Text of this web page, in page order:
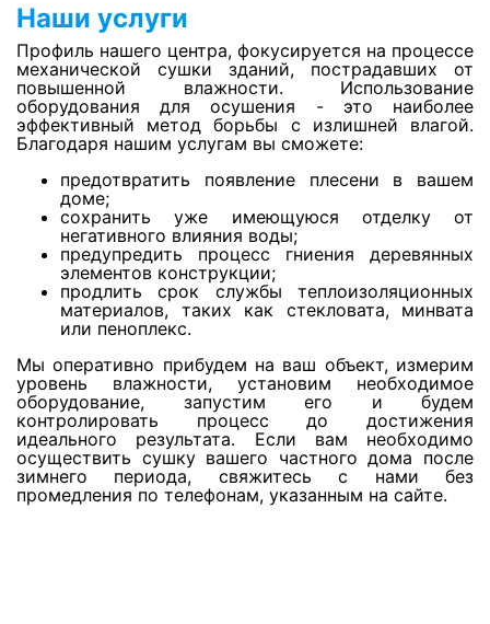
Просушка ламината
Просушка паркета
Просушка керамогранита
Просушка мрамора
Просушка колонн
Просушка стен из силикатного кирпича
Просушка потолков из гипрока
Наши услуги
Профиль нашего центра, фокусируется на процессе
механической сушки зданий, пострадавших от
повышенной влажности. Использование
оборудования для осушения - это наиболее
эффективный метод борьбы с излишней влагой.
Благодаря нашим услугам вы сможете:
предотвратить появление плесени в вашем
доме;
сохранить уже имеющуюся отделку от
негативного влияния воды;
предупредить процесс гниения деревянных
элементов конструкции;
продлить срок службы теплоизоляционных
материалов, таких как стекловата, минвата
или пеноплекс.
Мы оперативно прибудем на ваш объект, измерим
уровень влажности, установим необходимое
оборудование, запустим его и будем
контролировать процесс до достижения
идеального результата. Если вам необходимо
осуществить сушку вашего частного дома после
зимнего периода, свяжитесь с нами без
промедления по телефонам, указанным на сайте.